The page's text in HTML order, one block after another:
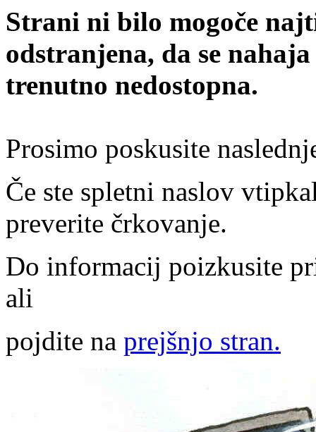
Strani ni bilo mogoče
odstranjena, da se
trenutno nedostopna.
Prosimo poskusite
Če ste spletni naslov
preverite črkovanje.
Do informacij poizkusite
ali
pojdite na prejšnjo stran.